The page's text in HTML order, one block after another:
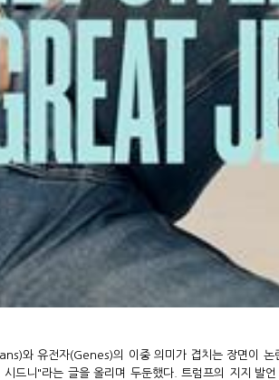
와 유전자(Genes)의 이중 의미가 겹치는 장면이 논
드니"라는 글을 올리며 두둔했다. 트럼프의 지지 발